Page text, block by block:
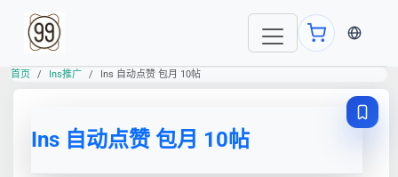
当前语
首页 Ins推广 Ins 自动点赞 包月 10帖
Ins 自动点赞 包月 10帖